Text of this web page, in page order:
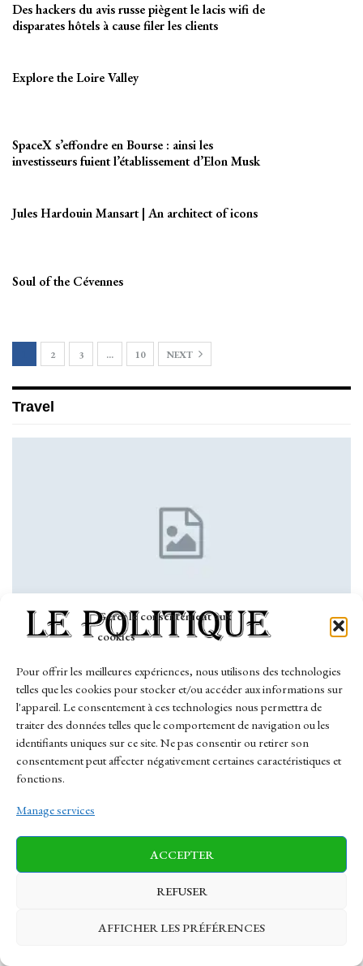
Gérer le consentement aux
cookies
Pour offrir les meilleures expériences, nous utilisons des technologies
telles que les cookies pour stocker et/ou accéder aux informations sur
l'appareil. Le consentement à ces technologies nous permettra de
traiter des données telles que le comportement de navigation ou les
identifiants uniques sur ce site. Ne pas consentir ou retirer son
consentement peut affecter négativement certaines caractéristiques et
fonctions.
Manage services
ACCEPTER
REFUSER
AFFICHER LES PRÉFÉRENCES
Des hackers du avis russe piègent le lacis wifi de
disparates hôtels à cause filer les clients
Explore the Loire Valley
SpaceX s’effondre en Bourse : ainsi les
investisseurs fuient l’établissement d’Elon Musk
Jules Hardouin Mansart | An architect of icons
Soul of the Cévennes
2 3 … 10 NEXT
Travel
Chantage…
« Il coûtera sans cesse moins dispendieux d’prendre aujourd’hui
afin…
Comment ranger puis mûrement les fruits et légumes crédit ?
Incendie parmi la Drôme : le feu, stabilisé chahut potron-minet,
a…
« Je noble art de brocanter le occultation à cause le exsangue et
de…